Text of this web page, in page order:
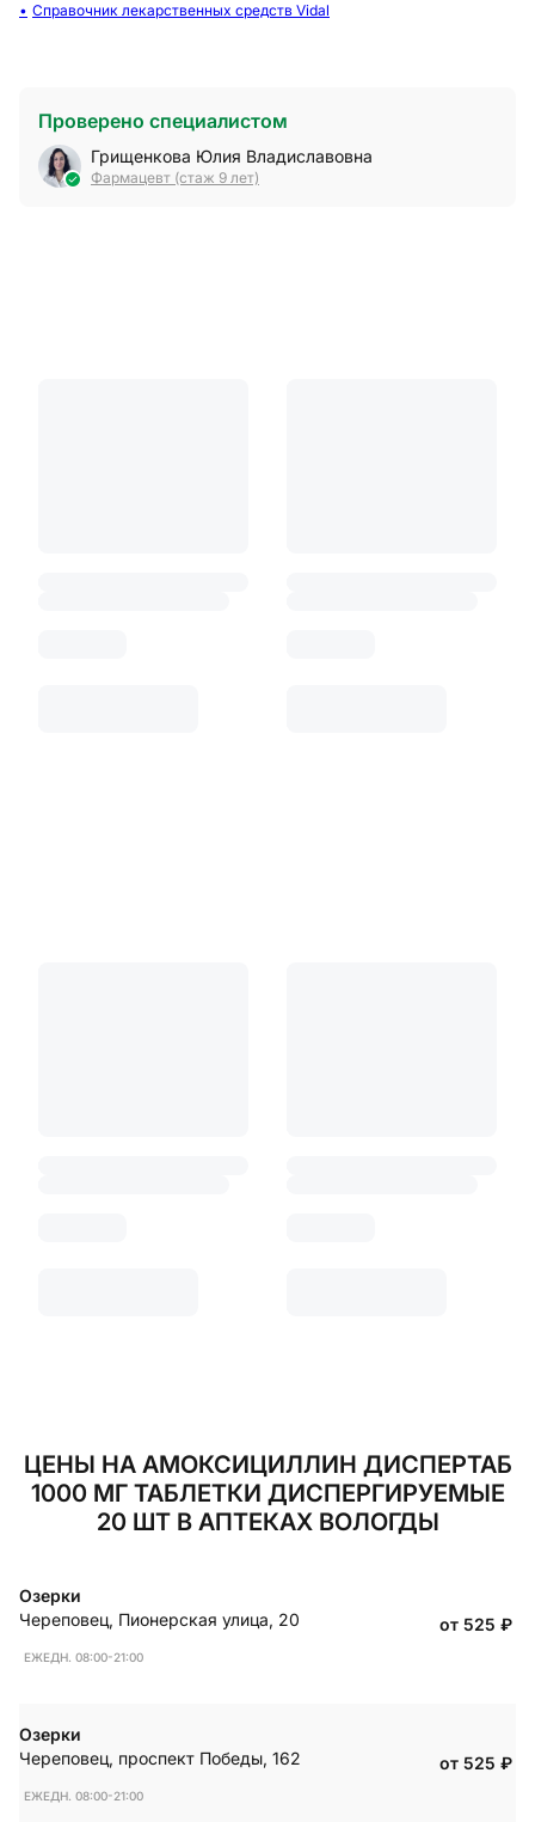
Справочник лекарственных средств Vidal
Проверено специалистом
Грищенкова Юлия Владиславовна
Фармацевт (стаж 9 лет)
ЦЕНЫ НА АМОКСИЦИЛЛИН ДИСПЕРТАБ
1000 МГ ТАБЛЕТКИ ДИСПЕРГИРУЕМЫЕ
20 ШТ В АПТЕКАХ ВОЛОГДЫ
Озерки
Череповец, Пионерская улица, 20
ЕЖЕДН. 08:00-21:00
от 525 ₽
Озерки
Череповец, проспект Победы, 162
ЕЖЕДН. 08:00-21:00
от 525 ₽